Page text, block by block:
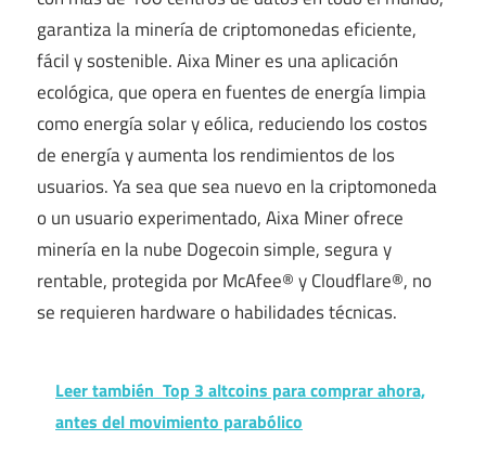
garantiza la minería de criptomonedas eficiente,
fácil y sostenible. Aixa Miner es una aplicación
ecológica, que opera en fuentes de energía limpia
como energía solar y eólica, reduciendo los costos
de energía y aumenta los rendimientos de los
usuarios. Ya sea que sea nuevo en la criptomoneda
o un usuario experimentado, Aixa Miner ofrece
minería en la nube Dogecoin simple, segura y
rentable, protegida por McAfee® y Cloudflare®, no
se requieren hardware o habilidades técnicas.
Leer también Top 3 altcoins para comprar ahora,
antes del movimiento parabólico